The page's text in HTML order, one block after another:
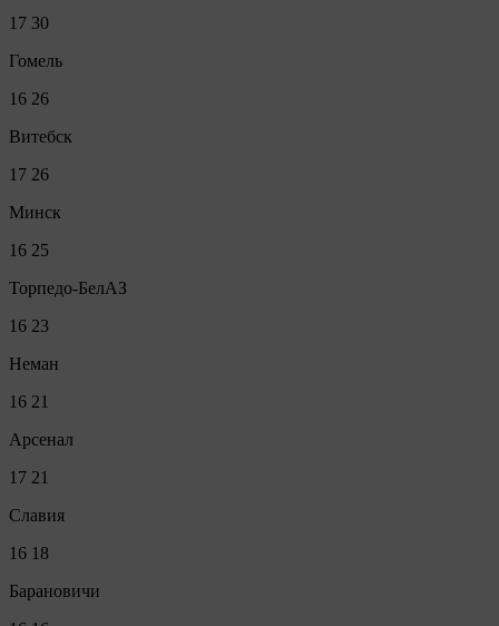
17 30
Гомель
16 26
Витебск
17 26
Минск
16 25
Торпедо-БелАЗ
16 23
Неман
16 21
Арсенал
17 21
Славия
16 18
Барановичи